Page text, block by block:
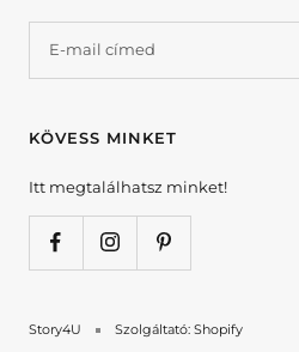
E-mail címed
KÖVESS MINKET
Itt megtalálhatsz minket!
Story4U Szolgáltató: Shopify